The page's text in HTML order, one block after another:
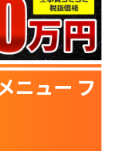
ニュー フ